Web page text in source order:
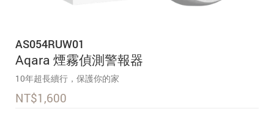
AS054RUW01
Aqara 煙霧偵測警報器
10年超長續行，保護你的家
NT$1,600
加入 JARVIS VIP